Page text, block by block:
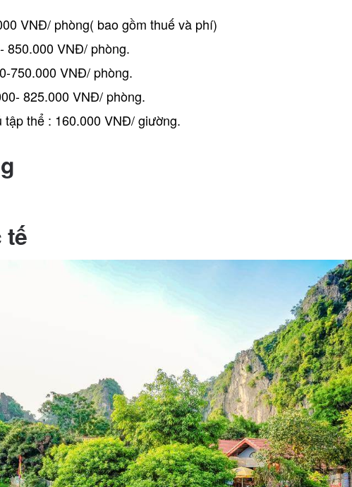
VNĐ/ phòng( bao gồm thuế và phí)
850.000 VNĐ/ phòng.
750.000 VNĐ/ phòng.
825.000 VNĐ/ phòng.
thể : 160.000 VNĐ/ giường.
tế